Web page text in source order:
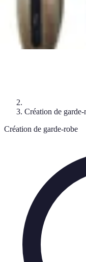
Création de garde-
Création de garde-robe